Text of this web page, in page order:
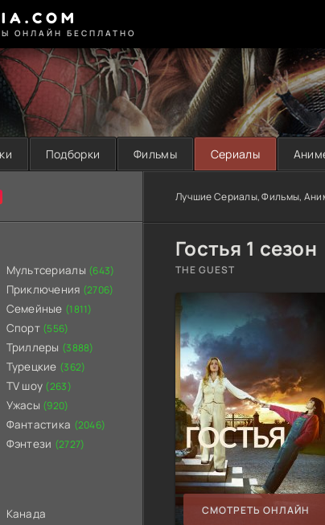
ОНЛАЙН БЕСПЛАТНО
Подборки Фильмы Сериалы
Мультсериалы (643)
Приключения (2706)
Семейные (1811)
Спорт (556)
Триллеры (3888)
Турецкие (362)
TV шоу (263)
Ужасы (920)
Фантастика (2046)
Фэнтези (2727)
Канада
Лучшие Сериалы, Фильмы,
Гостья 1 сезон
THE GUEST
СМОТРЕТЬ ОНЛАЙН